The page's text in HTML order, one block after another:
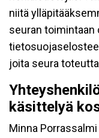
niitä
seuran toimintaan
joita seura
käsittelyä
Minna Porrassalmi